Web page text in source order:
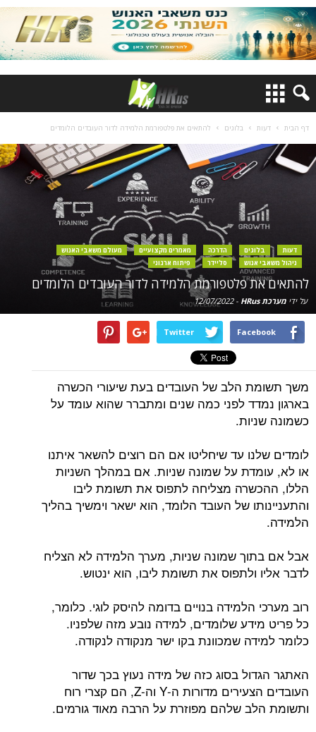
דף הבית דעות בלוגים להתאים את פלטפורמת הלמידה לדור העובדים הלומדים
דעות בלוגים הדרכה מאמרים מקצועיים
מעולם משאבי האנוש
ניהול משאבי אנוש
סליידר פיתוח ארגוני
להתאים את פלטפורמת הלמידה לדור העובדים הלומדים
על ידי מערכת HRus -
12/07/2022
Facebook
Twitter
משך תשומת הלב של העובדים בעת שיעורי הכשרה
בארגון נמדד לפני כמה שנים ומתברר שהוא עומד על
כשמונה שניות.
לומדים שלנו עד שיחליטו אם הם רוצים להשאר איתנו
או לא, עומדת על שמונה שניות. אם במהלך השניות
הללו, ההכשרה מצליחה לתפוס את תשומת ליבו
והתעניינותו של העובד הלומד, הוא ישאר וימשיך בהליך
הלמידה.
אבל אם בתוך שמונה שניות, מערך הלמידה לא הצליח
לדבר אליו ולתפוס את תשומת ליבו, הוא ינטוש.
רוב מערכי הלמידה בנויים בדומה להיסק לוגי. כלומר,
כל פריט מידע שלומדים, למידה נובע מזה שלפניו.
כלומר למידה שמכוונת בקו ישר מנקודה לנקודה.
האתגר הגדול בסוג כזה של מידה נעוץ בכך שדור
העובדים הצעירים מדורות ה-Y וה-Z, הם קצרי רוח
ותשומת הלב שלהם מפוזרת על הרבה מאוד גורמים.